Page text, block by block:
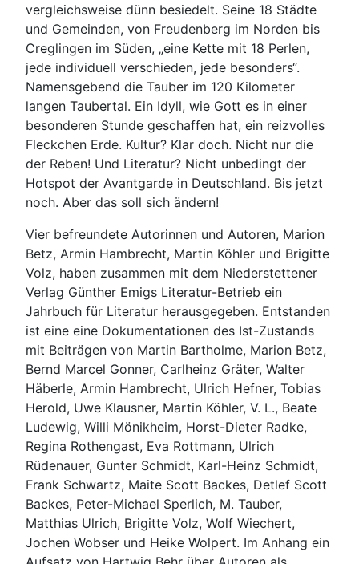
vergleichsweise dünn besiedelt. Seine 18 Städte
und Gemeinden, von Freudenberg im Norden bis
Creglingen im Süden, „eine Kette mit 18 Perlen,
jede individuell verschieden, jede besonders“.
Namensgebend die Tauber im 120 Kilometer
langen Taubertal. Ein Idyll, wie Gott es in einer
besonderen Stunde geschaffen hat, ein reizvolles
Fleckchen Erde. Kultur? Klar doch. Nicht nur die
der Reben! Und Literatur? Nicht unbedingt der
Hotspot der Avantgarde in Deutschland. Bis jetzt
noch. Aber das soll sich ändern!
Vier befreundete Autorinnen und Autoren, Marion
Betz, Armin Hambrecht, Martin Köhler und Brigitte
Volz, haben zusammen mit dem Niederstettener
Verlag Günther Emigs Literatur-Betrieb ein
Jahrbuch für Literatur herausgegeben. Entstanden
ist eine eine Dokumentationen des Ist-Zustands
mit Beiträgen von Martin Bartholme, Marion Betz,
Bernd Marcel Gonner, Carlheinz Gräter, Walter
Häberle, Armin Hambrecht, Ulrich Hefner, Tobias
Herold, Uwe Klausner, Martin Köhler, V. L., Beate
Ludewig, Willi Mönikheim, Horst-Dieter Radke,
Regina Rothengast, Eva Rottmann, Ulrich
Rüdenauer, Gunter Schmidt, Karl-Heinz Schmidt,
Frank Schwartz, Maite Scott Backes, Detlef Scott
Backes, Peter-Michael Sperlich, M. Tauber,
Matthias Ulrich, Brigitte Volz, Wolf Wiechert,
Jochen Wobser und Heike Wolpert. Im Anhang ein